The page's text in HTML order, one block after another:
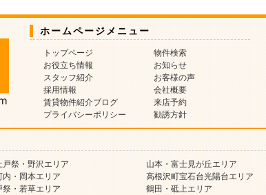
ホームページメニュー
トップページ
物件検索
お役立ち情報
お知らせ
スタッフ紹介
お客様の声
採用情報
会社概要
賃貸物件紹介ブログ
来店予約
プライバシーポリシー
勧誘方針
戸祭・野沢エリア
山本・富士見が丘エリア
内・岡本エリア
高根沢町宝石台光陽台エリア
祭・若草エリア 鶴田・砥上エリア